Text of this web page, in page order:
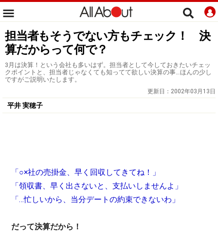
担当者もそうでない方もチェック！ 決
算だからって何で？
3月は決算！という会社も多いはず。担当者として今しておきたいチェッ
クポイントと、担当者じゃなくても知ってて欲しい決算の事…ほんの少し
ですがご説明いたします。
更新日： 2002年03月13日
平井 実穂子
「○×社の売掛金、早く回収してきてね！」
「領収書、早く出さないと、支払いしませんよ」
「…忙しいから、当分デートの約束できないわ」
だって決算だから！